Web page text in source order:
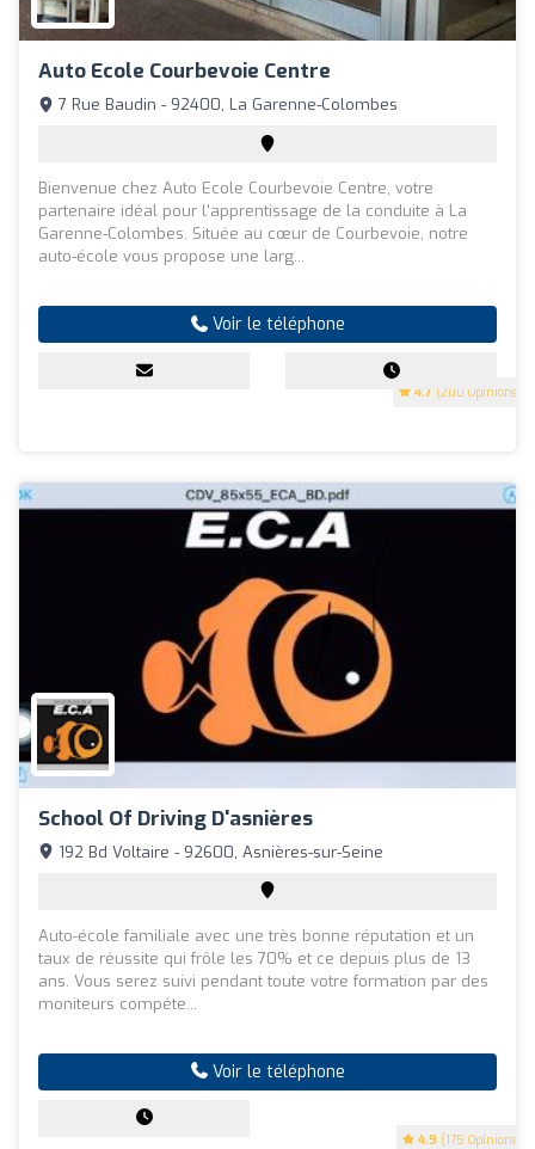
Auto Ecole Courbevoie Centre
4.7 (200 Opinions)
7 Rue Baudin - 92400, La Garenne-Colombes
Bienvenue chez Auto Ecole Courbevoie Centre, votre
partenaire idéal pour l'apprentissage de la conduite à La
Garenne-Colombes. Située au cœur de Courbevoie, notre
auto-école vous propose une larg...
Voir le téléphone
School Of Driving D'asnières
4.9 (175 Opinions)
192 Bd Voltaire - 92600, Asnières-sur-Seine
Auto-école familiale avec une très bonne réputation et un
taux de réussite qui frôle les 70% et ce depuis plus de 13
ans. Vous serez suivi pendant toute votre formation par des
moniteurs compéte...
Voir le téléphone